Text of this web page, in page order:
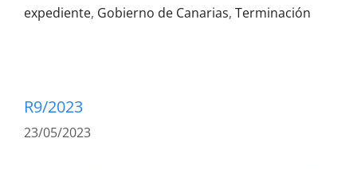
expediente, Gobierno de Canarias, Terminación
R9/2023
23/05/2023